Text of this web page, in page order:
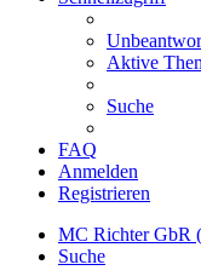
Aktive
Suche
FAQ
Anmelden
Registrieren
MC Richter GbR
Suche